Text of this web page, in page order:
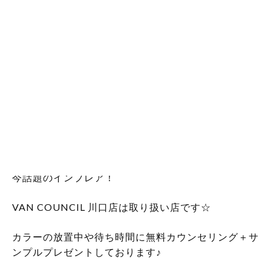
今話題のインプレア！
VAN COUNCIL 川口店は取り扱い店です☆
カラーの放置中や待ち時間に無料カウンセリング＋サ
ンプルプレゼントしております♪